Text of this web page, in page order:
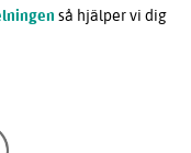
så hjälper vi dig